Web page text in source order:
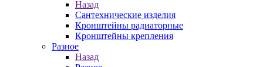
Назад
Сантехнические изделия
Кронштейны радиаторные
Кронштейны крепления
Разное
Назад